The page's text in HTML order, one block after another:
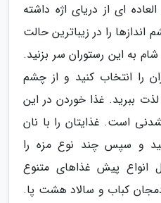
ای از دریای اژه داشته
را در زیباترین حالت
به این رستوران سر بزنید.
را انتخاب کنید و از چشم
لذت ببرید. غذا خوردن در این
است. غذایتان را با نان
و سپس چند نوع مزه را
انواع پیش غذاهای متنوع
کباب و سالاد هشت پا.